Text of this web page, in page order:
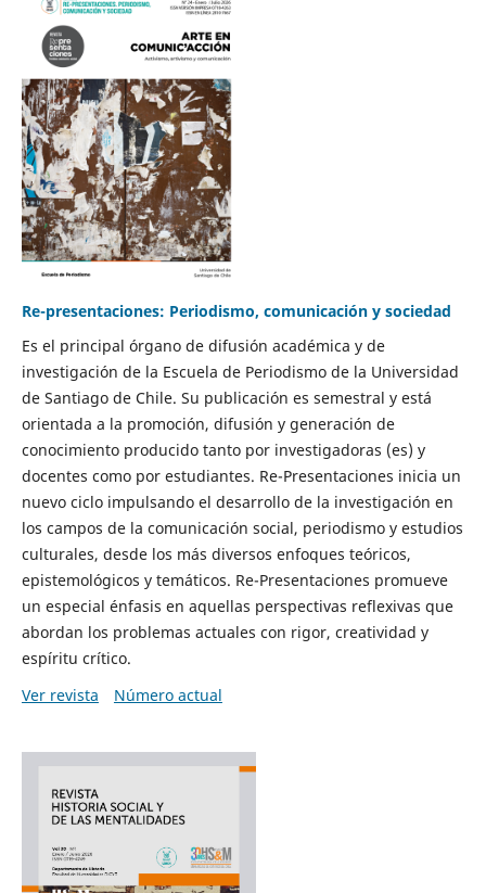
Re-presentaciones: Periodismo, comunicación y sociedad
Es el principal órgano de difusión académica y de
investigación de la Escuela de Periodismo de la Universidad
de Santiago de Chile. Su publicación es semestral y está
orientada a la promoción, difusión y generación de
conocimiento producido tanto por investigadoras (es) y
docentes como por estudiantes. Re-Presentaciones inicia un
nuevo ciclo impulsando el desarrollo de la investigación en
los campos de la comunicación social, periodismo y estudios
culturales, desde los más diversos enfoques teóricos,
epistemológicos y temáticos. Re-Presentaciones promueve
un especial énfasis en aquellas perspectivas reflexivas que
abordan los problemas actuales con rigor, creatividad y
espíritu crítico.
Ver revista
Número actual